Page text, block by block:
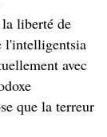
liberté de
l'intelligentsia
avec
que la terreur